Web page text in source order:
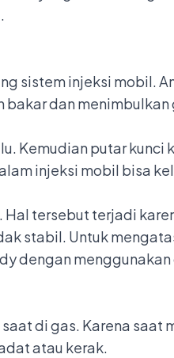
sistem injeksi mobil.
bakar dan
Kemudian putar kunci
injeksi mobil bisa
tersebut terjadi
stabil. Untuk
dengan
di gas. Karena saat
atau kerak.